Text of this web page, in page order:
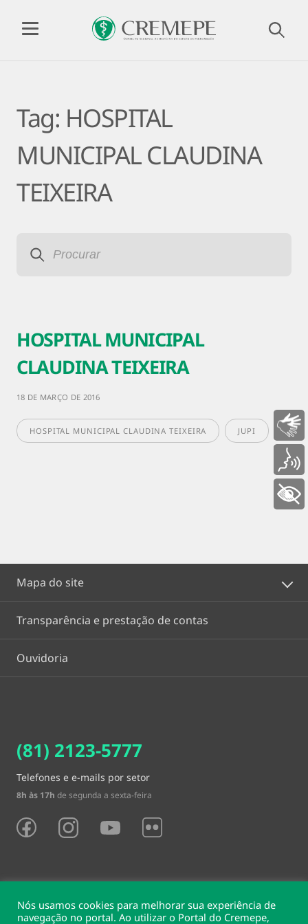
Tag: HOSPITAL
MUNICIPAL CLAUDINA
TEIXEIRA
HOSPITAL MUNICIPAL
CLAUDINA TEIXEIRA
18 DE MARÇO DE 2016
HOSPITAL MUNICIPAL CLAUDINA TEIXEIRA JUPI
Mapa do site
Transparência e prestação de contas
Ouvidoria
(81) 2123-5777
Telefones e e-mails por setor
8h às 17h de segunda a sexta-feira
Nós usamos cookies para melhorar sua experiência de
navegação no portal. Ao utilizar o Portal do Cremepe,
Libras